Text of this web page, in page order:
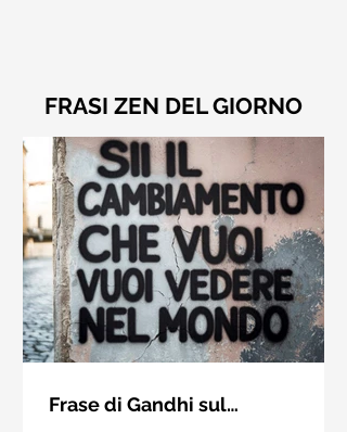
FRASI ZEN DEL GIORNO
Frase di Gandhi sul